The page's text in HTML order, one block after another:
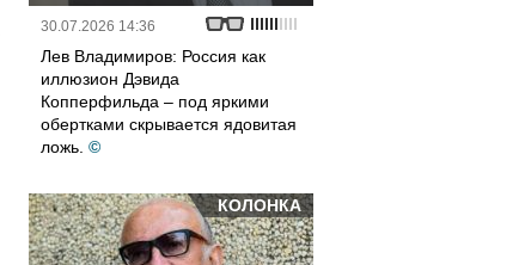
30.07.2026 14:36
Лев Владимиров: Россия как
иллюзион Дэвида
Копперфильда – под яркими
обертками скрывается ядовитая
ложь. ©
КОЛОНКА